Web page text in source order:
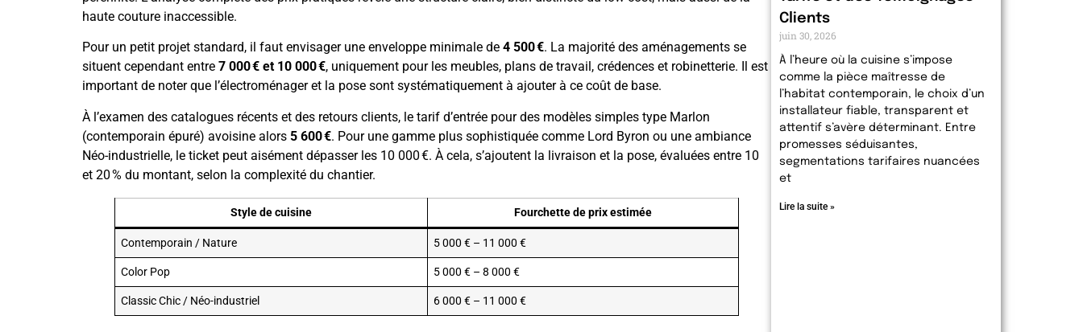
haute couture inaccessible.
Pour un petit projet standard, il faut envisager une enveloppe minimale de 4 500 €. La majorité des aménagements se
situent cependant entre 7 000 € et 10 000 €, uniquement pour les meubles, plans de travail, crédences et robinetterie. Il est
important de noter que l’électroménager et la pose sont systématiquement à ajouter à ce coût de base.
À l’examen des catalogues récents et des retours clients, le tarif d’entrée pour des modèles simples type Marlon
(contemporain épuré) avoisine alors 5 600 €. Pour une gamme plus sophistiquée comme Lord Byron ou une ambiance
Néo-industrielle, le ticket peut aisément dépasser les 10 000 €. À cela, s’ajoutent la livraison et la pose, évaluées entre 10
et 20 % du montant, selon la complexité du chantier.
Style de cuisine Fourchette de prix estimée
Contemporain / Nature 5 000 € – 11 000 €
Color Pop 5 000 € – 8 000 €
Classic Chic / Néo-industriel 6 000 € – 11 000 €
Clients
juin 30, 2026
À l’heure où la cuisine s’impose
comme la pièce maîtresse de
l’habitat contemporain, le choix d’un
installateur fiable, transparent et
attentif s’avère déterminant. Entre
promesses séduisantes,
segmentations tarifaires nuancées
et
Lire la suite »